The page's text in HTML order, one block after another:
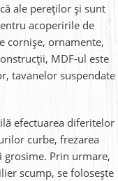
ale pereților și sunt
acoperirile de
cornișe, ornamente,
MDF-ul este
tavanelor suspendate
efectuarea diferitelor
curbe, frezarea
grosime. Prin urmare,
scump, se folosește